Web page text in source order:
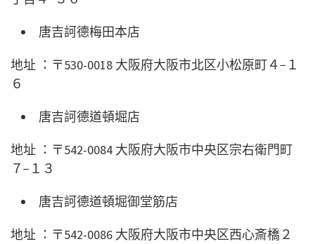
唐吉訶德梅田本店
地址 ：〒530-0018 大阪府大阪市北区小松原町４−１
６
唐吉訶德道頓堀店
地址 ：〒542-0084 大阪府大阪市中央区宗右衛門町
７−１３
唐吉訶德道頓堀御堂筋店
地址 ：〒542-0086 大阪府大阪市中央区西心斎橋２